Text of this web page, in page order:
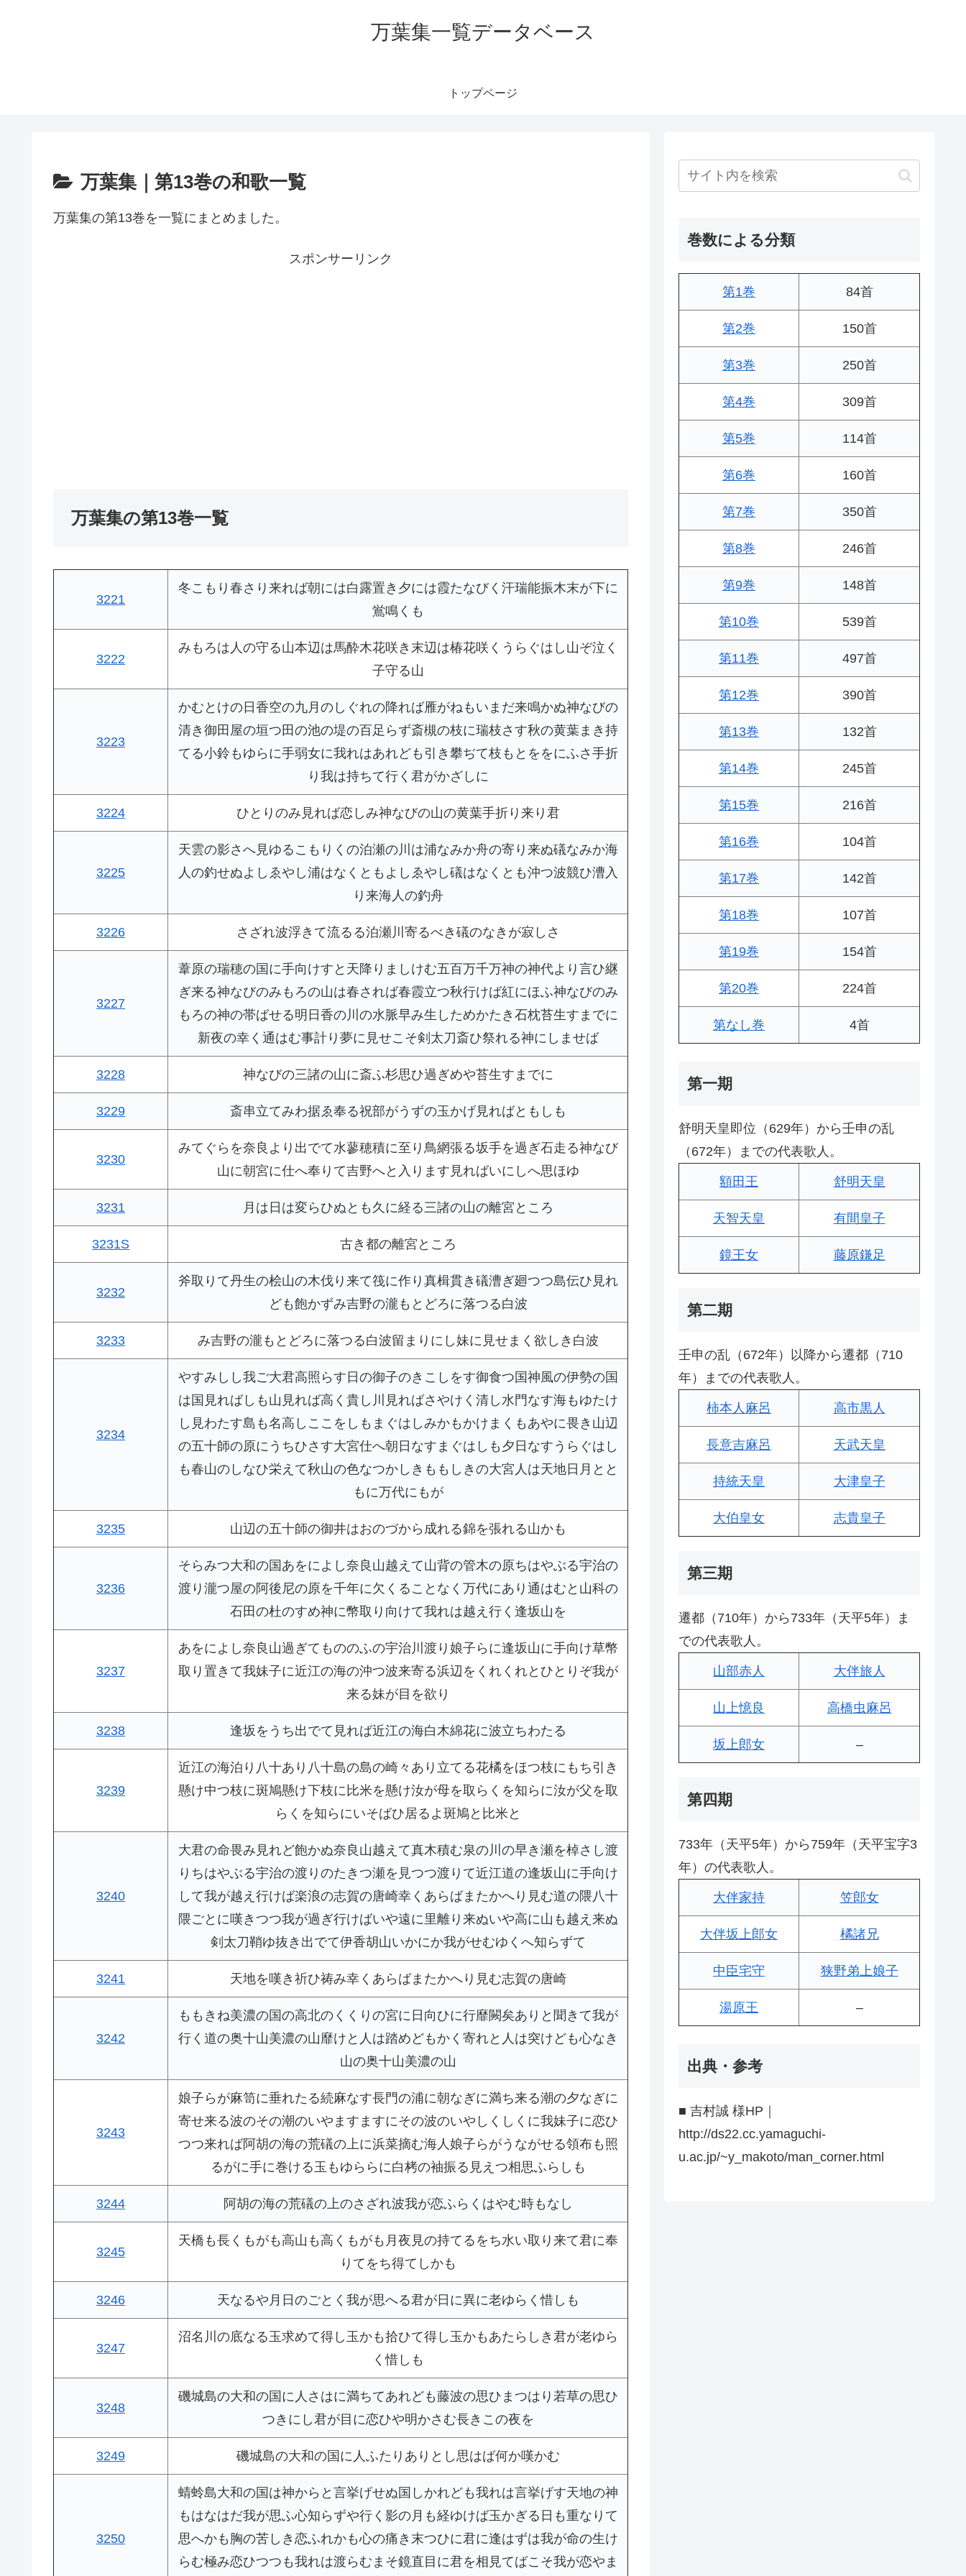
万葉集一覧データベース
トップページ
万葉集｜第13巻の和歌一覧
万葉集の第13巻を一覧にまとめました。
スポンサーリンク
万葉集の第13巻一覧
3221
冬こもり春さり来れば朝には白露置き夕には霞たなびく汗瑞能振木末が下に
鴬鳴くも
3222
みもろは人の守る山本辺は馬酔木花咲き末辺は椿花咲くうらぐはし山ぞ泣く
子守る山
3223
かむとけの日香空の九月のしぐれの降れば雁がねもいまだ来鳴かぬ神なびの
清き御田屋の垣つ田の池の堤の百足らず斎槻の枝に瑞枝さす秋の黄葉まき持
てる小鈴もゆらに手弱女に我れはあれども引き攀ぢて枝もとををにふさ手折
り我は持ちて行く君がかざしに
3224 ひとりのみ見れば恋しみ神なびの山の黄葉手折り来り君
3225
天雲の影さへ見ゆるこもりくの泊瀬の川は浦なみか舟の寄り来ぬ礒なみか海
人の釣せぬよしゑやし浦はなくともよしゑやし礒はなくとも沖つ波競ひ漕入
り来海人の釣舟
3226 さざれ波浮きて流るる泊瀬川寄るべき礒のなきが寂しさ
3227
葦原の瑞穂の国に手向けすと天降りましけむ五百万千万神の神代より言ひ継
ぎ来る神なびのみもろの山は春されば春霞立つ秋行けば紅にほふ神なびのみ
もろの神の帯ばせる明日香の川の水脈早み生しためかたき石枕苔生すまでに
新夜の幸く通はむ事計り夢に見せこそ剣太刀斎ひ祭れる神にしませば
3228 神なびの三諸の山に斎ふ杉思ひ過ぎめや苔生すまでに
3229 斎串立てみわ据ゑ奉る祝部がうずの玉かげ見ればともしも
3230
みてぐらを奈良より出でて水蓼穂積に至り鳥網張る坂手を過ぎ石走る神なび
山に朝宮に仕へ奉りて吉野へと入ります見ればいにしへ思ほゆ
3231 月は日は変らひぬとも久に経る三諸の山の離宮ところ
3231S 古き都の離宮ところ
3232
斧取りて丹生の桧山の木伐り来て筏に作り真楫貫き礒漕ぎ廻つつ島伝ひ見れ
ども飽かずみ吉野の瀧もとどろに落つる白波
3233 み吉野の瀧もとどろに落つる白波留まりにし妹に見せまく欲しき白波
3234
やすみしし我ご大君高照らす日の御子のきこしをす御食つ国神風の伊勢の国
は国見ればしも山見れば高く貴し川見ればさやけく清し水門なす海もゆたけ
し見わたす島も名高しここをしもまぐはしみかもかけまくもあやに畏き山辺
の五十師の原にうちひさす大宮仕へ朝日なすまぐはしも夕日なすうらぐはし
も春山のしなひ栄えて秋山の色なつかしきももしきの大宮人は天地日月とと
もに万代にもが
3235 山辺の五十師の御井はおのづから成れる錦を張れる山かも
3236
そらみつ大和の国あをによし奈良山越えて山背の管木の原ちはやぶる宇治の
渡り瀧つ屋の阿後尼の原を千年に欠くることなく万代にあり通はむと山科の
石田の杜のすめ神に幣取り向けて我れは越え行く逢坂山を
3237
あをによし奈良山過ぎてもののふの宇治川渡り娘子らに逢坂山に手向け草幣
取り置きて我妹子に近江の海の沖つ波来寄る浜辺をくれくれとひとりぞ我が
来る妹が目を欲り
3238 逢坂をうち出でて見れば近江の海白木綿花に波立ちわたる
3239
近江の海泊り八十あり八十島の島の崎々あり立てる花橘をほつ枝にもち引き
懸け中つ枝に斑鳩懸け下枝に比米を懸け汝が母を取らくを知らに汝が父を取
らくを知らにいそばひ居るよ斑鳩と比米と
3240
大君の命畏み見れど飽かぬ奈良山越えて真木積む泉の川の早き瀬を棹さし渡
りちはやぶる宇治の渡りのたきつ瀬を見つつ渡りて近江道の逢坂山に手向け
して我が越え行けば楽浪の志賀の唐崎幸くあらばまたかへり見む道の隈八十
隈ごとに嘆きつつ我が過ぎ行けばいや遠に里離り来ぬいや高に山も越え来ぬ
剣太刀鞘ゆ抜き出でて伊香胡山いかにか我がせむゆくへ知らずて
3241 天地を嘆き祈ひ祷み幸くあらばまたかへり見む志賀の唐崎
3242
ももきね美濃の国の高北のくくりの宮に日向ひに行靡闕矣ありと聞きて我が
行く道の奥十山美濃の山靡けと人は踏めどもかく寄れと人は突けども心なき
山の奥十山美濃の山
3243
娘子らが麻笥に垂れたる続麻なす長門の浦に朝なぎに満ち来る潮の夕なぎに
寄せ来る波のその潮のいやますますにその波のいやしくしくに我妹子に恋ひ
つつ来れば阿胡の海の荒礒の上に浜菜摘む海人娘子らがうながせる領布も照
るがに手に巻ける玉もゆららに白栲の袖振る見えつ相思ふらしも
3244 阿胡の海の荒礒の上のさざれ波我が恋ふらくはやむ時もなし
3245
天橋も長くもがも高山も高くもがも月夜見の持てるをち水い取り来て君に奉
りてをち得てしかも
3246 天なるや月日のごとく我が思へる君が日に異に老ゆらく惜しも
3247
沼名川の底なる玉求めて得し玉かも拾ひて得し玉かもあたらしき君が老ゆら
く惜しも
3248
磯城島の大和の国に人さはに満ちてあれども藤波の思ひまつはり若草の思ひ
つきにし君が目に恋ひや明かさむ長きこの夜を
3249 磯城島の大和の国に人ふたりありとし思はば何か嘆かむ
3250
蜻蛉島大和の国は神からと言挙げせぬ国しかれども我れは言挙げす天地の神
もはなはだ我が思ふ心知らずや行く影の月も経ゆけば玉かぎる日も重なりて
思へかも胸の苦しき恋ふれかも心の痛き末つひに君に逢はずは我が命の生け
らむ極み恋ひつつも我れは渡らむまそ鏡直目に君を相見てばこそ我が恋やま
巻数による分類
第1巻 84首
第2巻 150首
第3巻 250首
第4巻 309首
第5巻 114首
第6巻 160首
第7巻 350首
第8巻 246首
第9巻 148首
第10巻 539首
第11巻 497首
第12巻 390首
第13巻 132首
第14巻 245首
第15巻 216首
第16巻 104首
第17巻 142首
第18巻 107首
第19巻 154首
第20巻 224首
第なし巻 4首
第一期
舒明天皇即位（629年）から壬申の乱
（672年）までの代表歌人。
額田王 舒明天皇
天智天皇 有間皇子
鏡王女 藤原鎌足
第二期
壬申の乱（672年）以降から遷都（710
年）までの代表歌人。
柿本人麻呂 高市黒人
長意吉麻呂 天武天皇
持統天皇 大津皇子
大伯皇女 志貴皇子
第三期
遷都（710年）から733年（天平5年）ま
での代表歌人。
山部赤人 大伴旅人
山上憶良 高橋虫麻呂
坂上郎女 –
第四期
733年（天平5年）から759年（天平宝字3
年）の代表歌人。
大伴家持 笠郎女
大伴坂上郎女 橘諸兄
中臣宅守 狭野弟上娘子
湯原王 –
出典・参考
■ 吉村誠 様HP｜
http://ds22.cc.yamaguchi-
u.ac.jp/~y_makoto/man_corner.html